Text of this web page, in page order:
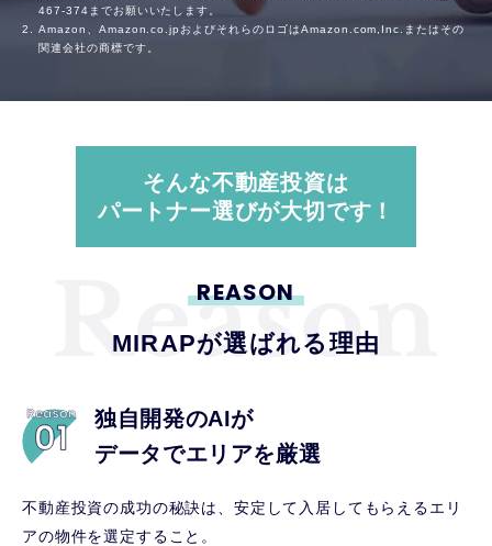
467-374 までお願いいたします。
Amazon、Amazon.co.jpおよびそれらのロゴはAmazon.com,Inc.またはその
関連会社の商標です。
そんな不動産投資は
パートナー選びが大切です！
REASON
MIRAPが選ばれる理由
独自開発のAIが
データでエリアを厳選
不動産投資の成功の秘訣は、安定して入居してもらえるエリ
アの物件を選定すること。